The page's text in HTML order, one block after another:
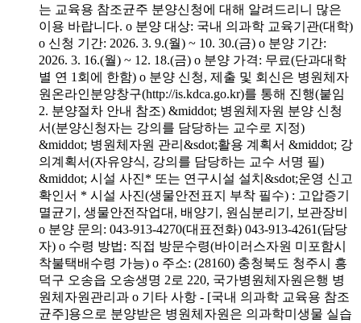
는 교육용 참조균주 분양신청에 대해 알려드리니 많은
이용 바랍니다. o 분양 대상: 국내 의과학 교육기관(대학)
o 신청 기간: 2026. 3. 9.(월) ~ 10. 30.(금) o 분양 기간:
2026. 3. 16.(월) ~ 12. 18.(금) o 분양 가격: 무료(단과대학
별 연 1회에 한함) o 분양 신청, 제출 및 회신은 병원체자
원온라인분양창구(http://is.kdca.go.kr)를 통해 진행(붙임
2. 분양절차 안내 참조) &middot; 병원체자원 분양 신청
서(분양신청자는 강의를 담당하는 교수로 지정)
&middot; 병원체자원 관리&sdot;활용 계획서 &middot; 강
의계획서(자유양식, 강의를 담당하는 교수 서명 필)
&middot; 시설 사진* 또는 연구시설 설치&sdot;운영 신고
확인서 * 시설 사진(생물안전표지 부착 필수) : 고압증기
멸균기, 생물안전작업대, 배양기, 원심분리기, 보관장비
o 분양 문의: 043-913-4270(대표전화) 043-913-4261(담당
자) o 수령 방법: 직접 방문수령(바이러스자원 미포함시
착불택배수령 가능) o 주소: (28160) 충청북도 청주시 흥
덕구 오송읍 오송생명 2로 220, 국가병원체자원은행 병
원체자원관리과 o 기타 사항 - [국내 의과학 교육용 참조
균주]용으로 분양받은 병원체자원은 의과학미생물 실습